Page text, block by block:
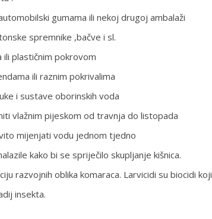
gumama ili nekoj drugoj ambalaži
spremnike ,bačve i sl.
plastičnim pokrovom
ili raznim pokrivalima
i sustave oborinskih voda
vlažnim pijeskom od travnja do listopada
mijenjati vodu jednom tjedno
kako bi se spriječilo skupljanje kišnica.
razvojnih oblika komaraca. Larvicidi su biocidi koji
insekta.